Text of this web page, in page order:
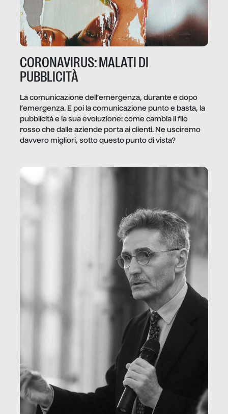
CORONAVIRUS: MALATI DI
PUBBLICITÀ
La comunicazione dell’emergenza, durante e dopo
l’emergenza. E poi la comunicazione punto e basta, la
pubblicità e la sua evoluzione: come cambia il filo
rosso che dalle aziende porta ai clienti. Ne usciremo
davvero migliori, sotto questo punto di vista?